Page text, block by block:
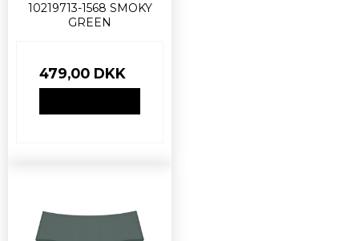
10219713-1568 SMOKY
GREEN
479,00 DKK